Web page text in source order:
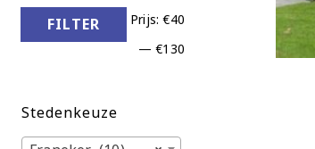
FILTER Prijs:€40
—€130
Stedenkeuze